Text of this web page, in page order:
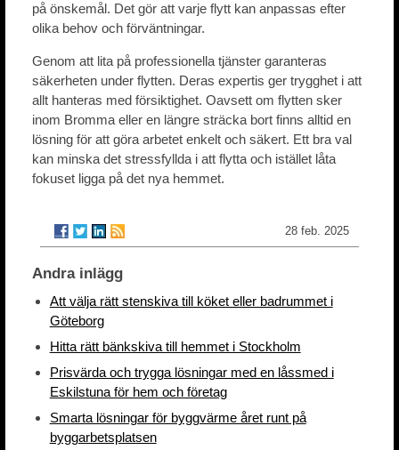
på önskemål. Det gör att varje flytt kan anpassas efter
olika behov och förväntningar.
Genom att lita på professionella tjänster garanteras
säkerheten under flytten. Deras expertis ger trygghet i att
allt hanteras med försiktighet. Oavsett om flytten sker
inom Bromma eller en längre sträcka bort finns alltid en
lösning för att göra arbetet enkelt och säkert. Ett bra val
kan minska det stressfyllda i att flytta och istället låta
fokuset ligga på det nya hemmet.
28 feb. 2025
Andra inlägg
Att välja rätt stenskiva till köket eller badrummet i
Göteborg
Hitta rätt bänkskiva till hemmet i Stockholm
Prisvärda och trygga lösningar med en låssmed i
Eskilstuna för hem och företag
Smarta lösningar för byggvärme året runt på
byggarbetsplatsen